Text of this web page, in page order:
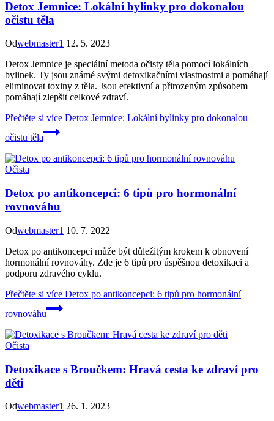
Detox Jemnice: Lokální bylinky pro dokonalou
očistu těla
Odwebmaster1 12. 5. 2023
Detox Jemnice je speciální metoda očisty těla pomocí lokálních
bylinek. Ty jsou známé svými detoxikačními vlastnostmi a pomáhají
eliminovat toxiny z těla. Jsou efektivní a přirozeným způsobem
pomáhají zlepšit celkové zdraví.
Přečtěte si více Detox Jemnice: Lokální bylinky pro dokonalou
očistu těla
Očista
Detox po antikoncepci: 6 tipů pro hormonální
rovnováhu
Odwebmaster1 10. 7. 2022
Detox po antikoncepci může být důležitým krokem k obnovení
hormonální rovnováhy. Zde je 6 tipů pro úspěšnou detoxikaci a
podporu zdravého cyklu.
Přečtěte si více Detox po antikoncepci: 6 tipů pro hormonální
rovnováhu
Očista
Detoxikace s Broučkem: Hravá cesta ke zdraví pro
děti
Odwebmaster1 26. 1. 2023